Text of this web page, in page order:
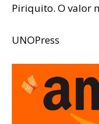
Piriquito. O valor
UNOPress